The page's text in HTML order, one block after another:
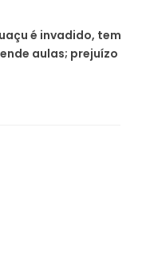
é invadido, tem
aulas; prejuízo